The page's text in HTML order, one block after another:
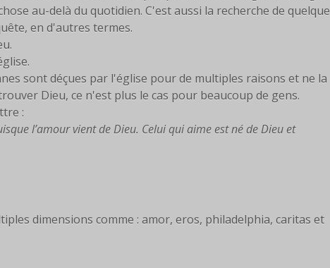
au-delà du quotidien. C'est aussi la recherche de quelque
en d'autres termes.
sont déçues par l'église pour de multiples raisons et ne la
Dieu, ce n'est plus le cas pour beaucoup de gens.
:
l’amour vient de Dieu. Celui qui aime est né de Dieu et
dimensions comme : amor, eros, philadelphia, caritas et